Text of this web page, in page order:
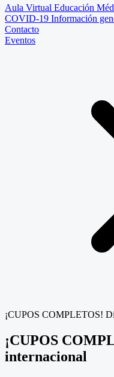
Aula Virtual Educación
COVID-19 Información
Contacto
Eventos
¡CUPOS COMPLETOS!
¡CUPOS
internacional